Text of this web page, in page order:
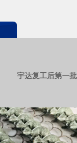
宇达复工后第一